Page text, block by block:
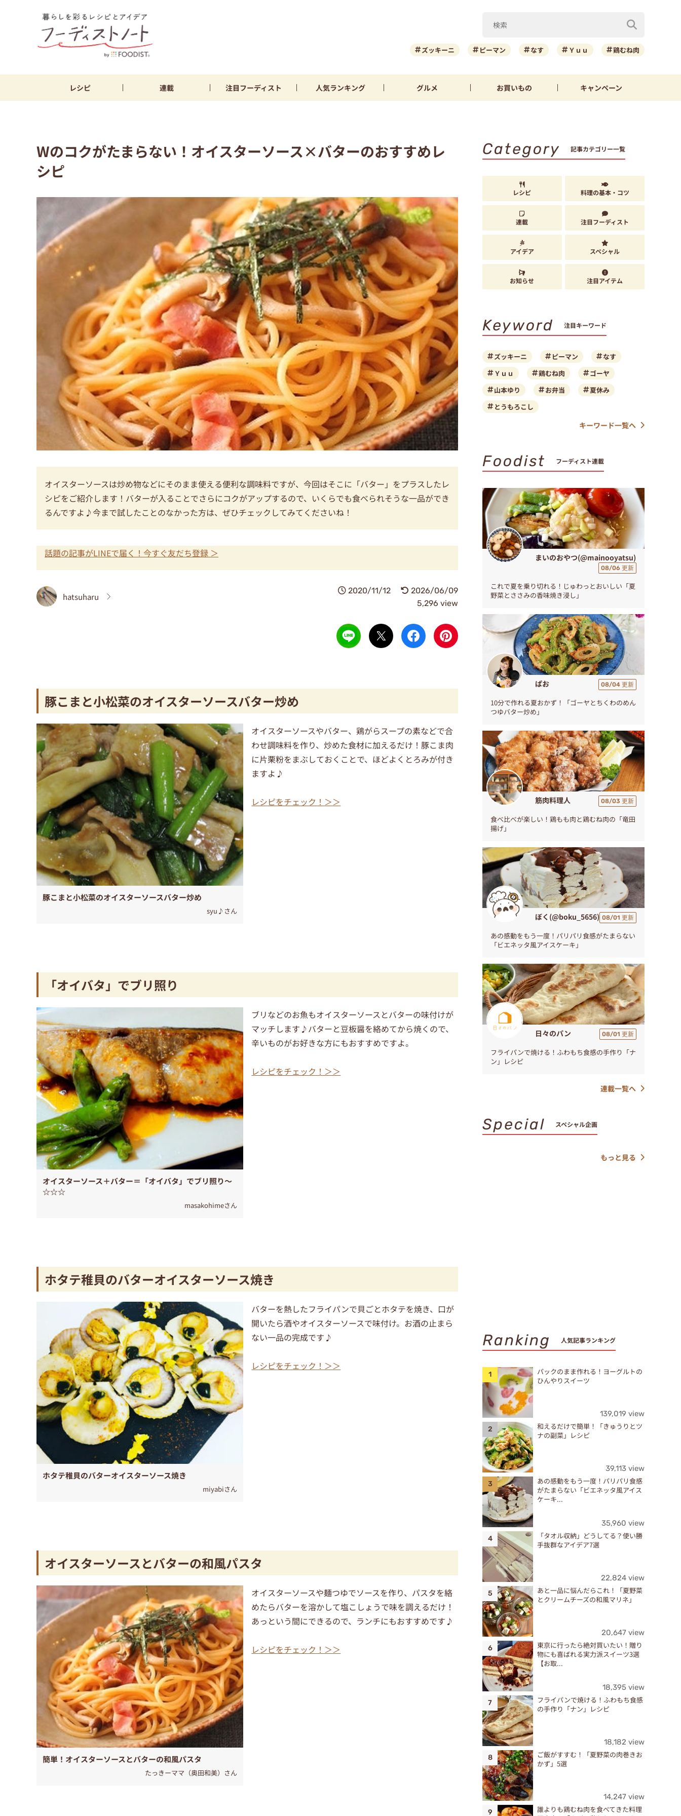
ズッキーニ ピーマン なす Ｙｕｕ 鶏むね肉
レシピ 連載 注目フーディスト 人気ランキング グルメ お買いもの キャンペーン
Wのコクがたまらない！オイスターソース×バターのおすすめレ
シピ
オイスターソースは炒め物などにそのまま使える便利な調味料ですが、今回はそこに「バター」をプラスしたレ
シピをご紹介します！バターが入ることでさらにコクがアップするので、いくらでも食べられそうな一品ができ
るんですよ♪今まで試したことのなかった方は、ぜひチェックしてみてくださいね！
話題の記事がLINEで届く！今すぐ友だち登録 ＞
hatsuharu
2020/11/12
2026/06/09
5,296 view
豚こまと小松菜のオイスターソースバター炒め
豚こまと小松菜のオイスターソースバター炒め
syu♪さん
オイスターソースやバター、鶏がらスープの素などで合
わせ調味料を作り、炒めた食材に加えるだけ！豚こま肉
に片栗粉をまぶしておくことで、ほどよくとろみが付き
ますよ♪
レシピをチェック！＞＞
「オイバタ」でブリ照り
オイスターソース＋バター＝「オイバタ」でブリ照り～
☆☆☆
masakohimeさん
ブリなどのお魚もオイスターソースとバターの味付けが
マッチします♪バターと豆板醤を絡めてから焼くので、
辛いものがお好きな方にもおすすめですよ。
レシピをチェック！＞＞
ホタテ稚貝のバターオイスターソース焼き
ホタテ稚貝のバターオイスターソース焼き
miyabiさん
バターを熱したフライパンで貝ごとホタテを焼き、口が
開いたら酒やオイスターソースで味付け。お酒の止まら
ない一品の完成です♪
レシピをチェック！＞＞
オイスターソースとバターの和風パスタ
簡単！オイスターソースとバターの和風パスタ
たっきーママ（奥田和美）さん
オイスターソースや麺つゆでソースを作り、パスタを絡
めたらバターを溶かして塩こしょうで味を調えるだけ！
あっという間にできるので、ランチにもおすすめです♪
レシピをチェック！＞＞
Category 記事カテゴリー一覧
レシピ 料理の基本・コツ
連載 注目フーディスト
アイデア スペシャル
お知らせ 注目アイテム
Keyword 注目キーワード
ズッキーニ ピーマン
なす
Ｙｕｕ
鶏むね肉
ゴーヤ
山本ゆり
お弁当
夏休み
とうもろこし
キーワード一覧へ
Foodist フーディスト連載
まいのおやつ(@mainooyatsu)
08/06 更新
これで夏を乗り切れる！じゅわっとおいしい「夏
野菜とささみの香味焼き浸し」
ぱお 08/04 更新
10分で作れる夏おかず！「ゴーヤとちくわのめん
つゆバター炒め」
筋肉料理人 08/03 更新
食べ比べが楽しい！鶏もも肉と鶏むね肉の「竜田
揚げ」
ぼく(@boku_5656) 08/01 更新
あの感動をもう一度！パリパリ食感がたまらない
「ビエネッタ風アイスケーキ」
日々のパン 08/01 更新
フライパンで焼ける！ふわもち食感の手作り「ナ
ン」レシピ
連載一覧へ
Special スペシャル企画
もっと見る
Ranking 人気記事ランキング
パックのまま作れる！ヨーグルトの
ひんやりスイーツ
139,019 view
和えるだけで簡単！「きゅうりとツ
ナの副菜」レシピ
39,113 view
あの感動をもう一度！パリパリ食感
がたまらない「ビエネッタ風アイス
ケーキ...
35,960 view
「タオル収納」どうしてる？使い勝
手抜群なアイデア7選
22,824 view
あと一品に悩んだらこれ！「夏野菜
とクリームチーズの和風マリネ」
20,647 view
東京に行ったら絶対買いたい！贈り
物にも喜ばれる実力派スイーツ3選
【お取...
18,395 view
フライパンで焼ける！ふわもち食感
の手作り「ナン」レシピ
18,182 view
ご飯がすすむ！「夏野菜の肉巻きお
かず」5選
14,247 view
誰よりも鶏むね肉を食べてきた料理